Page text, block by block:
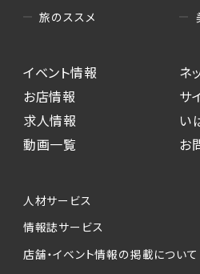
旅のススメ
イベント情報
お店情報
求人情報
動画一覧
ネ
サ
い
お
人材サービス
情報誌サービス
店舗・イベント情報の掲載について